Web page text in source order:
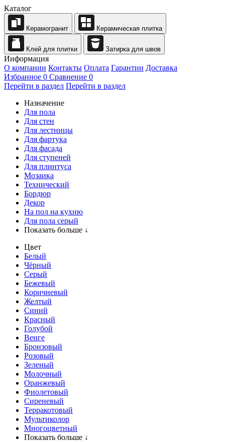
Каталог
Керамогранит Керамическая плитка
Клей для плитки Затирка для швов
Информация
О компании Контакты Оплата Гарантии Доставка
Избранное 0 Сравнение 0
Перейти в раздел Перейти в раздел
Назначение
Для пола
Для стен
Для лестницы
Для фартука
Для фасада
Для ступеней
Для плинтуса
Мозаика
Технический
Бордюр
Декор
На пол на кухню
Для пола серый
Показать больше ↓
Цвет
Белый
Чёрный
Серый
Бежевый
Коричневый
Желтый
Синий
Красный
Голубой
Венге
Бронзовый
Розовый
Зеленый
Молочный
Оранжевый
Фиолетовый
Сиреневый
Терракотовый
Мультиколор
Многоцветный
Показать больше ↓